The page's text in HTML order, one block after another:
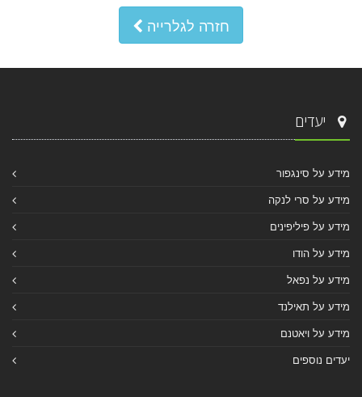
חזרה לגלרייה
יעדים
מידע על סינגפור
מידע על סרי לנקה
מידע על פיליפינים
מידע על הודו
מידע על נפאל
מידע על תאילנד
מידע על ויאטנם
יעדים נוספים